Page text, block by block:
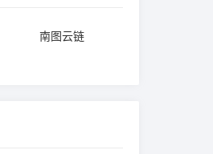
南图云链